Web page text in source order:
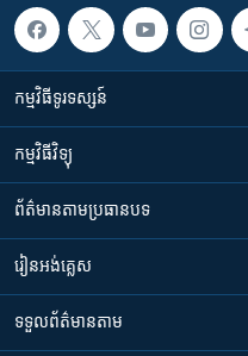
កម្មវិធី​ទូរទស្សន៍
កម្មវិធី​វិទ្យុ
ព័ត៌មាន​តាមប្រធានបទ​
រៀន​​អង់គ្លេស
ទទួល​ព័ត៌មាន​តាម